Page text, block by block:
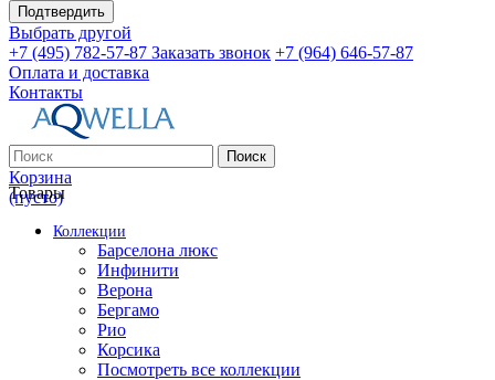
Подтвердить
Выбрать другой
+7 (495) 782-57-87 Заказать звонок +7 (964) 646-57-87
Оплата и доставка
Контакты
Поиск
Корзина
(пусто)
Товары
Коллекции
Барселона люкс
Инфинити
Верона
Бергамо
Рио
Корсика
Посмотреть все коллекции